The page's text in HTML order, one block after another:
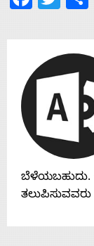
Contact
Us
ಬೆಳೆಯಬಹುದು.
ತಲುಪಿಸುವವರು